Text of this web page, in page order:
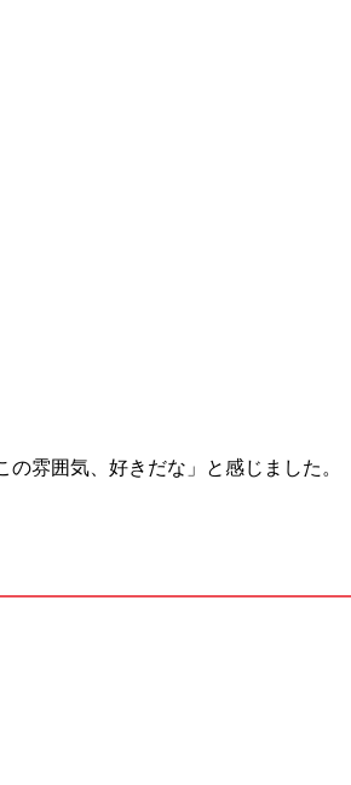
雰囲気、好きだな」と感じました。